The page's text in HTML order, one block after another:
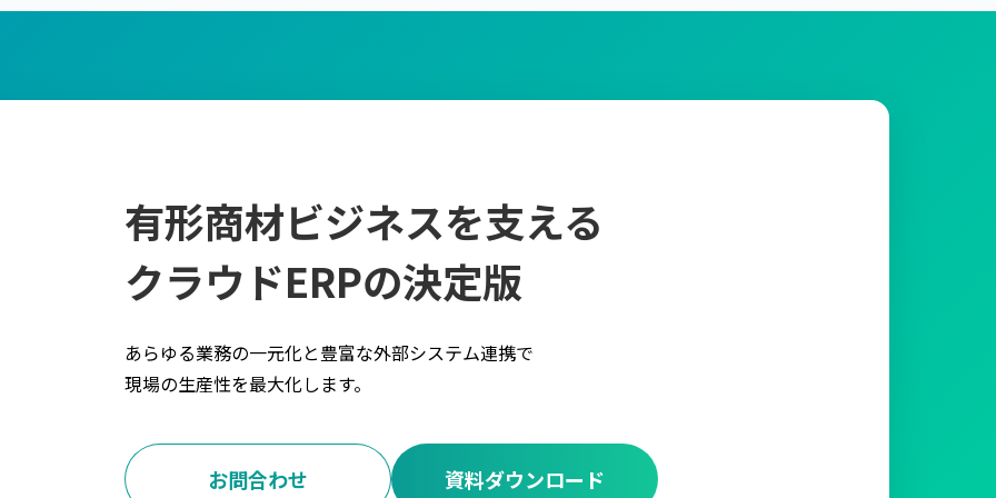
有形商材ビジネスを支える
クラウドERPの決定版
あらゆる業務の一元化と豊富な外部システム連携で
現場の生産性を最大化します。
資料ダウンロード
お問合わせ